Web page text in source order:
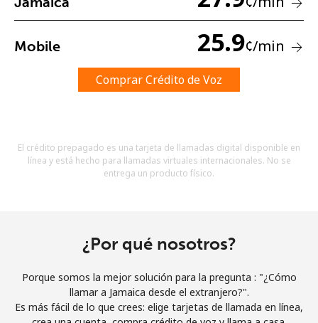
Un número
Mantente en contacto para recibir nuestras mejores
Mobile 25.9¢/min
Comprar Crédito de Voz
El crédito prepagado es una tarjeta de llamadas digital disponible en
línea y está hecho para llamadas virtuales internacionales. No se
entrega un producto físico.
¿Por qué nosotros?
Porque somos la mejor solución para la pregunta : "¿Cómo
llamar a Jamaica desde el extranjero?".
Es más fácil de lo que crees: elige tarjetas de llamada en línea,